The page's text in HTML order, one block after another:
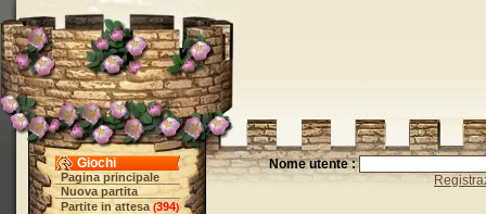
Giochi
Pagina principale
Nuova partita
Partite in attesa (394)
Nome utente :